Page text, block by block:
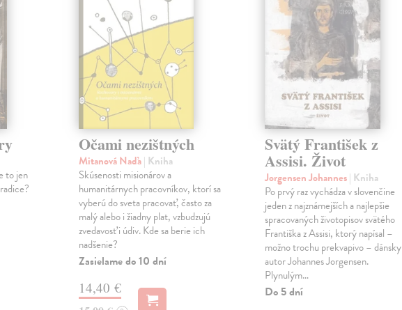
to jen
Očami nezištných
Mitanová Naďa| Kniha
Skúsenosti misionárov a
humanitárnych pracovníkov, ktorí sa
vyberú do sveta pracovať, často za
malý alebo i žiadny plat, vzbudzujú
zvedavosť i údiv. Kde sa berie ich
nadšenie?
Zasielame do 10 dní
14,40 €
Svätý František z
Assisi. Život
Jorgensen Johannes| Kniha
Po prvý raz vychádza v slovenčine
jeden z najznámejších a najlepšie
spracovaných životopisov svätého
Františka z Assisi, ktorý napísal –
možno trochu prekvapivo – dánsky
autor Johannes Jorgensen.
Plynulým…
Do 5 dní